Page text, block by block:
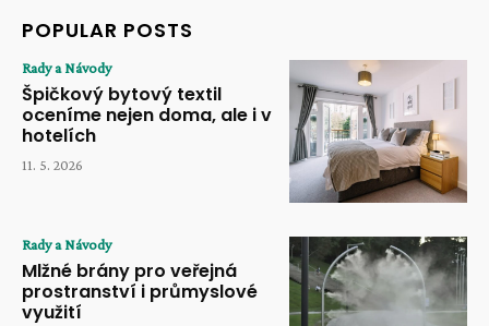
POPULAR POSTS
Rady a Návody
Špičkový bytový textil
oceníme nejen doma, ale i v
hotelích
11. 5. 2026
Rady a Návody
Mlžné brány pro veřejná
prostranství i průmyslové
využití